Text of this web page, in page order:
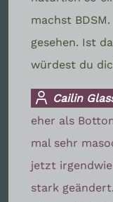
machst BDSM.
gesehen. Ist
würdest du
Cailin
eher als
mal sehr
jetzt
stark geändert.